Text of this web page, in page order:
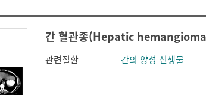
안면홍조
어지
얼굴모양변화
얼굴부
얼굴이 밋밋함
얼굴이
간 혈관종(Hepatic
관련질환 간의 양성 신생물